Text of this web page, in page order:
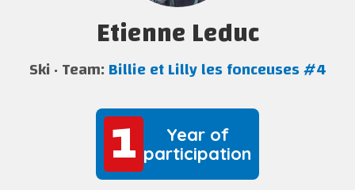
Etienne Leduc
Ski Team:Billie et Lilly les fonceuses #4
1
1
Year of
participation